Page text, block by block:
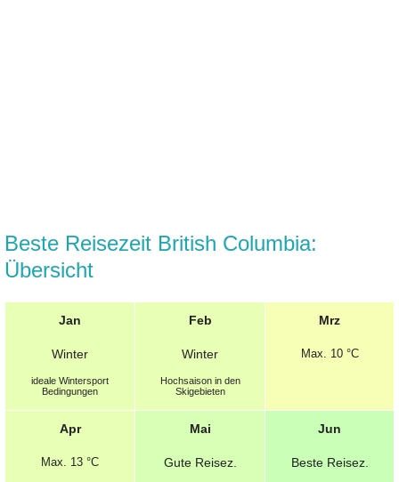
Beste Reisezeit British Columbia:
Übersicht
Jan
Winter
ideale Wintersport
Bedingungen
Feb
Winter
Hochsaison in den
Skigebieten
Mrz
Max. 10 °C
Apr
Max. 13 °C
Mai
Gute Reisez.
Jun
Beste Reisez.